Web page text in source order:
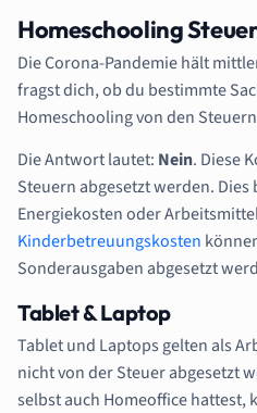
Homeschooling
Die Corona-Pandemie hält
fragst dich, ob du bestimmte
Homeschooling von den
Die Antwort lautet: Nein. Diese
Steuern abgesetzt werden.
Energiekosten oder
Kinderbetreuungskosten
Sonderausgaben abgesetzt
Tablet & Laptop
Tablet und Laptops gelten als
nicht von der Steuer abgesetzt
selbst auch Homeoffice hattest,